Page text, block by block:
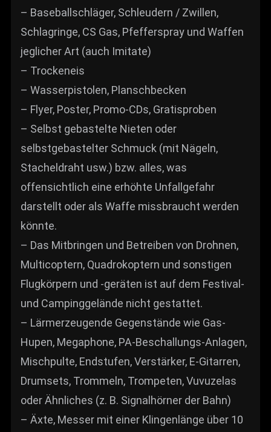
– Baseballschläger, Schleudern / Zwillen,
Schlagringe, CS Gas, Pfefferspray und Waffen
jeglicher Art (auch Imitate)
– Trockeneis
– Wasserpistolen, Planschbecken
– Flyer, Poster, Promo-CDs, Gratisproben
– Selbst gebastelte Nieten oder
selbstgebastelter Schmuck (mit Nägeln,
Stacheldraht usw.) bzw. alles, was
offensichtlich eine erhöhte Unfallgefahr
darstellt oder als Waffe missbraucht werden
könnte.
– Das Mitbringen und Betreiben von Drohnen,
Multicoptern, Quadrokoptern und sonstigen
Flugkörpern und -geräten ist auf dem Festival-
und Campinggelände nicht gestattet.
– Lärmerzeugende Gegenstände wie Gas-
Hupen, Megaphone, PA-Beschallungs-Anlagen,
Mischpulte, Endstufen, Verstärker, E-Gitarren,
Drumsets, Trommeln, Trompeten, Vuvuzelas
oder Ähnliches (z. B. Signalhörner der Bahn)
– Äxte, Messer mit einer Klingenlänge über 10